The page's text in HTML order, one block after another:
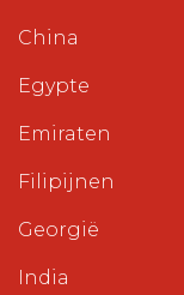
China
Egypte
Emiraten
Filipijnen
Georgië
India